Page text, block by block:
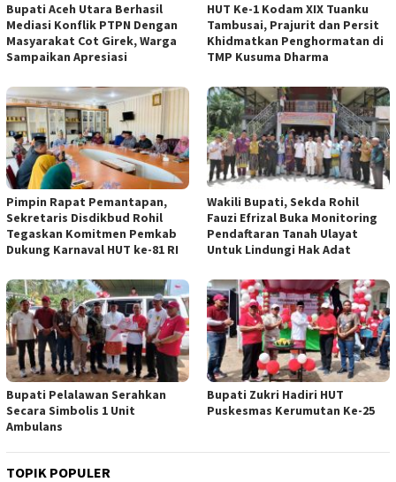
Bupati Aceh Utara Berhasil
Mediasi Konflik PTPN Dengan
Masyarakat Cot Girek, Warga
Sampaikan Apresiasi
HUT Ke-1 Kodam XIX Tuanku
Tambusai, Prajurit dan Persit
Khidmatkan Penghormatan di
TMP Kusuma Dharma
Pimpin Rapat Pemantapan,
Sekretaris Disdikbud Rohil
Tegaskan Komitmen Pemkab
Dukung Karnaval HUT ke-81 RI
Wakili Bupati, Sekda Rohil
Fauzi Efrizal Buka Monitoring
Pendaftaran Tanah Ulayat
Untuk Lindungi Hak Adat
Bupati Pelalawan Serahkan
Secara Simbolis 1 Unit
Ambulans
Bupati Zukri Hadiri HUT
Puskesmas Kerumutan Ke-25
TOPIK POPULER